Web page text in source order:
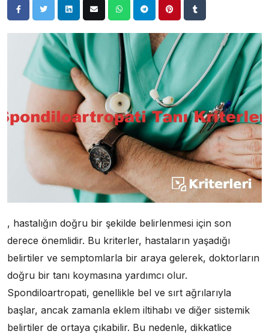
, hastalığın doğru bir şekilde belirlenmesi için son
derece önemlidir. Bu kriterler, hastaların yaşadığı
belirtiler ve semptomlarla bir araya gelerek, doktorların
doğru bir tanı koymasına yardımcı olur.
Spondiloartropati, genellikle bel ve sırt ağrılarıyla
başlar, ancak zamanla eklem iltihabı ve diğer sistemik
belirtiler de ortaya çıkabilir. Bu nedenle, dikkatlice